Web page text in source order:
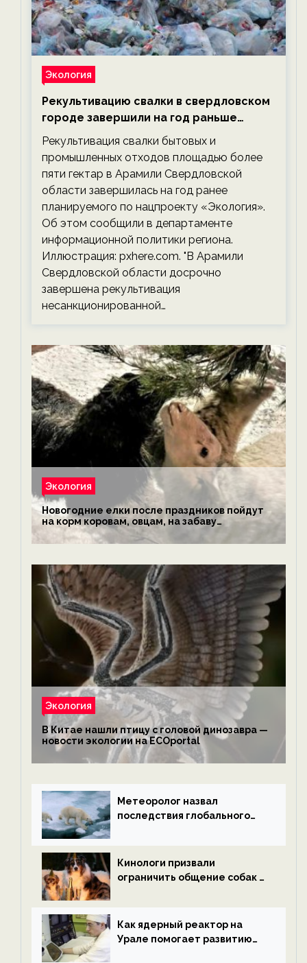
Экология
Рекультивацию свалки в свердловском
городе завершили на год раньше
планируемого срока — новости
экологии на ECOportal
Рекультивация свалки бытовых и
промышленных отходов площадью более
пяти гектар в Арамили Свердловской
области завершилась на год ранее
планируемого по нацпроекту «Экология».
Об этом сообщили в департаменте
информационной политики региона.
Иллюстрация: pxhere.com. "В Арамили
Свердловской области досрочно
завершена рекультивация
несанкционированной…
Экология
Новогодние елки после праздников пойдут
на корм коровам, овцам, на забаву
обезьянам, львам и леопардам — новости
экологии на ECOportal
Экология
В Китае нашли птицу с головой динозавра —
новости экологии на ECOportal
Метеоролог назвал
последствия глобального
ECOportal
Кинологи призвали
ограничить общение собак с
ECOportal
Как ядерный реактор на
Урале помогает развитию